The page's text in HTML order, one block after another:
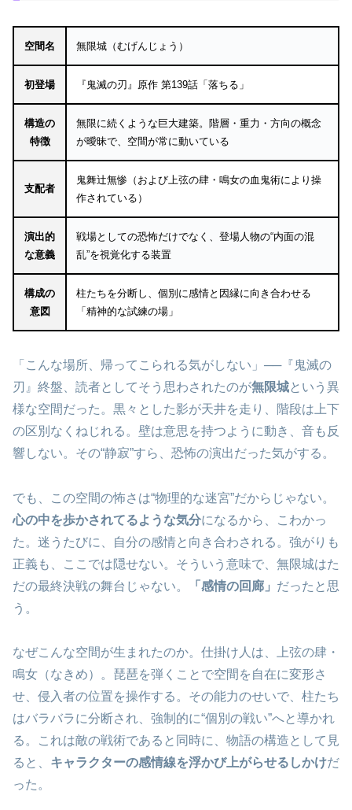
空間名 無限城（むげんじょう）
初登場 『鬼滅の刃』原作 第139話「落ちる」
構造の
特徴
無限に続くような巨大建築。階層・重力・方向の概念
が曖昧で、空間が常に動いている
支配者
鬼舞辻無惨（および上弦の肆・鳴女の血鬼術により操
作されている）
演出的
な意義
戦場としての恐怖だけでなく、登場人物の“内面の混
乱”を視覚化する装置
構成の
意図
柱たちを分断し、個別に感情と因縁に向き合わせる
「精神的な試練の場」
「こんな場所、帰ってこられる気がしない」──『鬼滅の
刃』終盤、読者としてそう思わされたのが無限城という異
様な空間だった。黒々とした影が天井を走り、階段は上下
の区別なくねじれる。壁は意思を持つように動き、音も反
響しない。その“静寂”すら、恐怖の演出だった気がする。
でも、この空間の怖さは“物理的な迷宮”だからじゃない。
心の中を歩かされてるような気分になるから、こわかっ
た。迷うたびに、自分の感情と向き合わされる。強がりも
正義も、ここでは隠せない。そういう意味で、無限城はた
だの最終決戦の舞台じゃない。
「感情の回廊」 だったと思
う。
なぜこんな空間が生まれたのか。仕掛け人は、上弦の肆・
鳴女（なきめ）。琵琶を弾くことで空間を自在に変形さ
せ、侵入者の位置を操作する。その能力のせいで、柱たち
はバラバラに分断され、強制的に“個別の戦い”へと導かれ
る。これは敵の戦術であると同時に、物語の構造として見
ると、 キャラクターの感情線を浮かび上がらせるしかけだ
った。